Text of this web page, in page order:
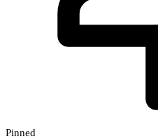
Pinned